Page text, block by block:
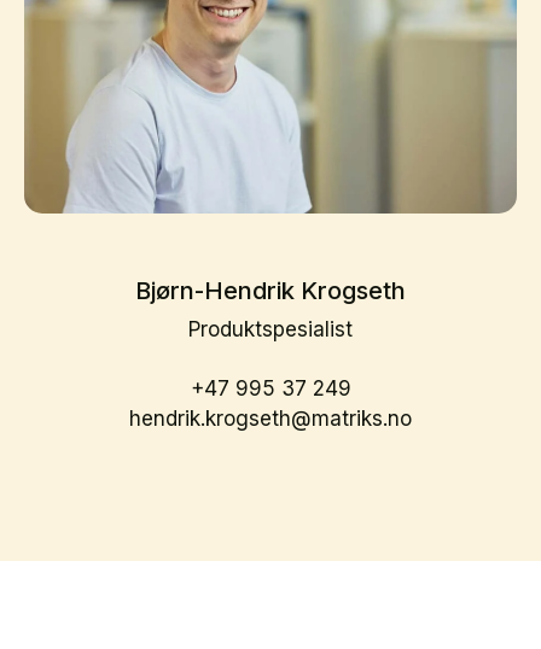
Bjørn-Hendrik Krogseth
Produktspesialist
+47 995 37 249
hendrik.krogseth@matriks.no